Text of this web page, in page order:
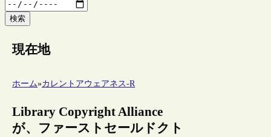
検索
現在地
ホーム»カレントアウェアネス-R
Library Copyright Alliance
が、ファーストセールドクト